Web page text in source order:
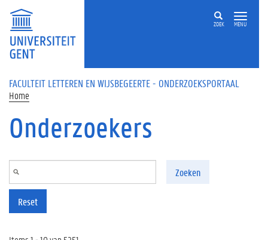
Overslaan en naar de inhoud gaan
ZOEK MENU
FACULTEIT LETTEREN EN WIJSBEGEERTE - ONDERZOEKSPORTAAL
Home
Onderzoekers
Zoeken
Reset